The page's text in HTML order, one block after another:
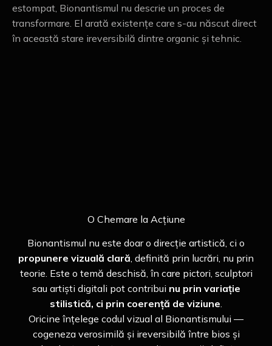
estompat, Bionantismul nu descrie un proces de
transformare. El arată existențe care s-au născut direct
în această stare ireversibilă dintre organic și tehnic.
O Chemare la Acțiune
Bionantismul nu este doar o direcție artistică, ci o
propunere vizuală clară , definită prin lucrări, nu prin
teorie. Este o temă deschisă, în care pictori, sculptori
sau artiști digitali pot contribui nu prin variație
stilistică, ci prin coerență de viziune
Oricine înțelege codul vizual al Bionantismului —
cogeneza verosimilă și ireversibilă între bios și